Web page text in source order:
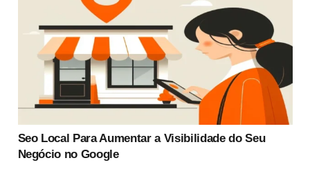
Seo Local Para Aumentar a Visibilidade do Seu
Negócio no Google